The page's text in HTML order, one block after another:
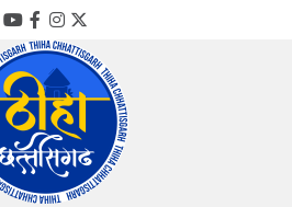
YouTube
Facebook
Instagram
Twitter